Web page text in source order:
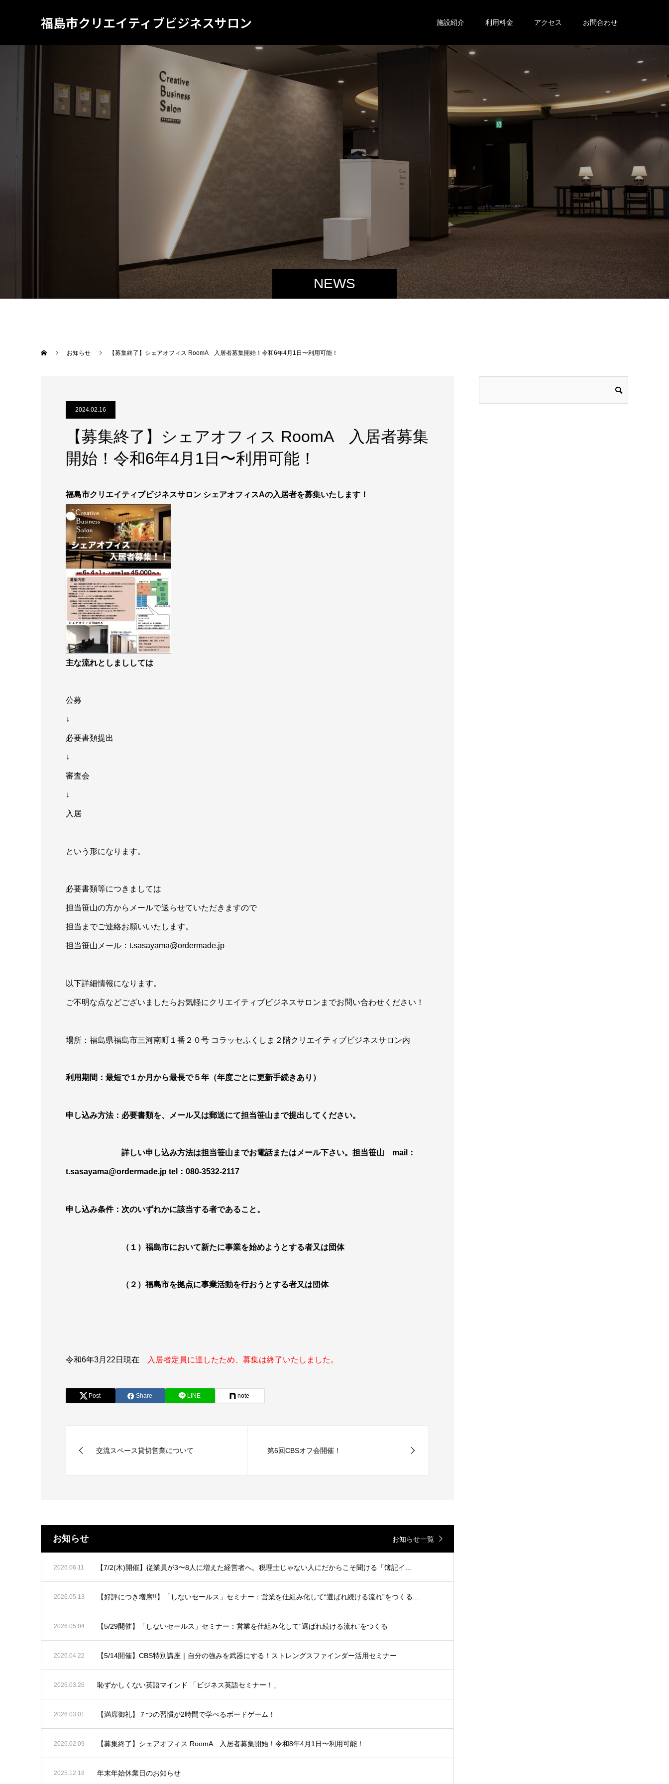
福島市クリエイティブビジネスサロン 施設紹介 利用料金 アクセス お問合わせ
NEWS
お知らせ 【募集終了】シェアオフィス RoomA 入居者募集開始！令和6年4月1日〜利用可能！
2024.02.16
【募集終了】シェアオフィス RoomA 入居者募集
開始！令和6年4月1日〜利用可能！
福島市クリエイティブビジネスサロン シェアオフィスAの入居者を募集いたします！
主な流れとしまししては
公募
↓
必要書類提出
↓
審査会
↓
入居
という形になります。
必要書類等につきましては
担当笹山の方からメールで送らせていただきますので
担当までご連絡お願いいたします。
担当笹山メール：t.sasayama@ordermade.jp
以下詳細情報になります。
ご不明な点などございましたらお気軽にクリエイティブビジネスサロンまでお問い合わせください！
場所：福島県福島市三河南町１番２０号 コラッセふくしま２階クリエイティブビジネスサロン内
利用期間：最短で１か月から最長で５年（年度ごとに更新手続きあり）
申し込み方法：必要書類を、メール又は郵送にて担当笹山まで提出してください。
詳しい申し込み方法は担当笹山までお電話またはメール下さい。担当笹山 mail：
t.sasayama@ordermade.jp tel：080-3532-2117
申し込み条件：次のいずれかに該当する者であること。
（１）福島市において新たに事業を始めようとする者又は団体
（２）福島市を拠点に事業活動を行おうとする者又は団体
令和6年3月22日現在 入居者定員に達したため、募集は終了いたしました。
Post Share LINE note
交流スペース貸切営業について 第6回CBSオフ会開催！
お知らせ お知らせ一覧
2026.06.11 【7/2(木)開催】従業員が3〜8人に増えた経営者へ。税理士じゃない人にだからこそ聞ける「簿記イ...
2026.05.13 【好評につき増席!!】「しないセールス」セミナー：営業を仕組み化して“選ばれ続ける流れ”をつくる...
2026.05.04 【5/29開催】「しないセールス」セミナー：営業を仕組み化して“選ばれ続ける流れ”をつくる
2026.04.22 【5/14開催】CBS特別講座｜自分の強みを武器にする！ストレングスファインダー活用セミナー
2026.03.26 恥ずかしくない英語マインド 「ビジネス英語セミナー！」
2026.03.01 【満席御礼】７つの習慣が2時間で学べるボードゲーム！
2026.02.09 【募集終了】シェアオフィス RoomA 入居者募集開始！令和8年4月1日〜利用可能！
2025.12.18 年末年始休業日のお知らせ